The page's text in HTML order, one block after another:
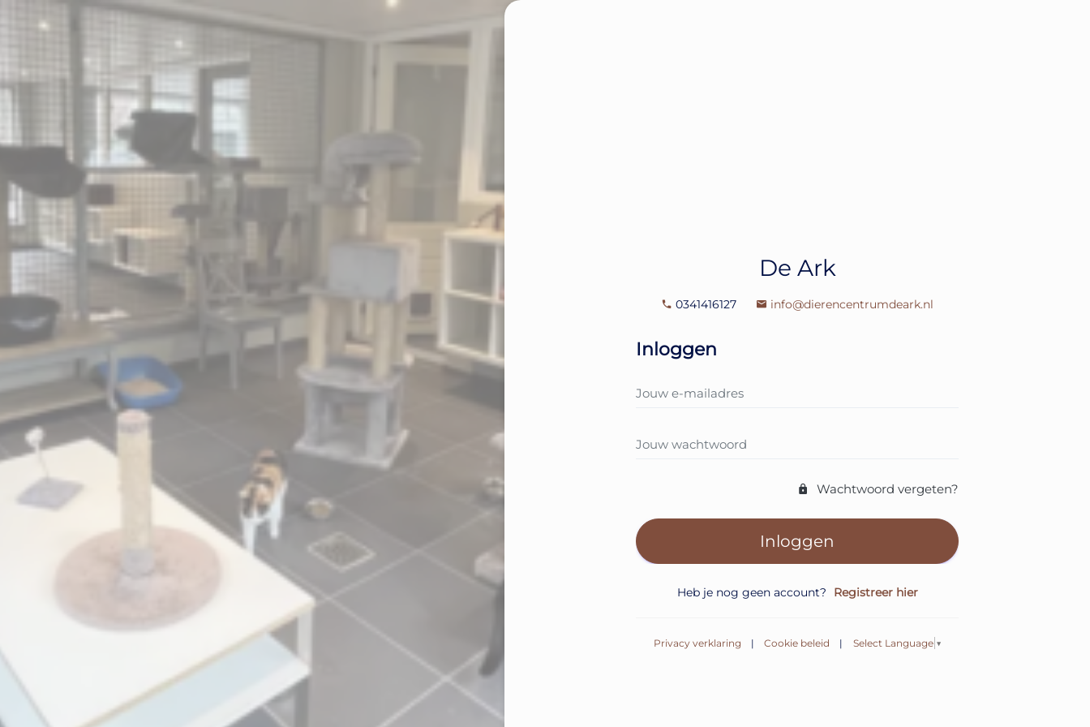
De Ark
0341416127 info@dierencentrumdeark.nl
Inloggen
Wachtwoord vergeten?
Inloggen
Heb je nog geen account? Registreer hier
Privacy verklaring | Cookie beleid | Select Language ▼